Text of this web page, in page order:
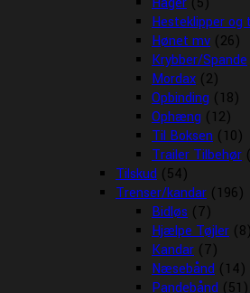
Hesteklipper og
Hønet mv (26)
Krybber/Spande
Mordax (2)
Opbinding (18)
Ophæng (12)
Til Boksen (10)
Trailer Tilbehør
Tilskud (54)
Trenser/kandar (196)
Bidløs (7)
Hjælpe Tøjler (8)
Kandar (7)
Næsebånd (14)
Pandebånd (51)